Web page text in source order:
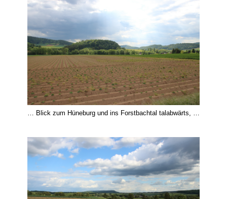
… Blick zum Hüneburg und ins Forstbachtal talabwärts, …